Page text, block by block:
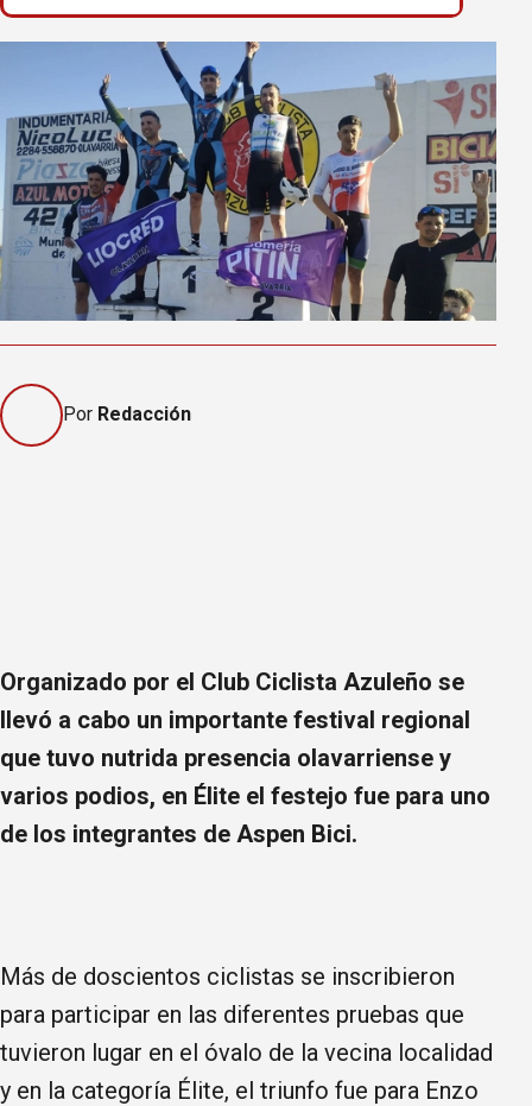
Por Redacción
Organizado por el Club Ciclista Azuleño se
llevó a cabo un importante festival regional
que tuvo nutrida presencia olavarriense y
varios podios, en Élite el festejo fue para uno
de los integrantes de Aspen Bici.
Más de doscientos ciclistas se inscribieron
para participar en las diferentes pruebas que
tuvieron lugar en el óvalo de la vecina localidad
y en la categoría Élite, el triunfo fue para Enzo